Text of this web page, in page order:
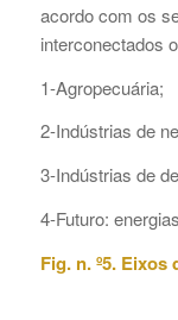
acordo com os
interconectados
1-Agropecuária;
2-Indústrias de
3-Indústrias de
4-Futuro:
Fig. n. º5.